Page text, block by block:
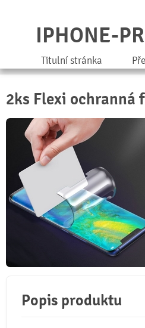
IPHONE-
Titulní stránka
2ks Flexi ochranná
Popis produktu